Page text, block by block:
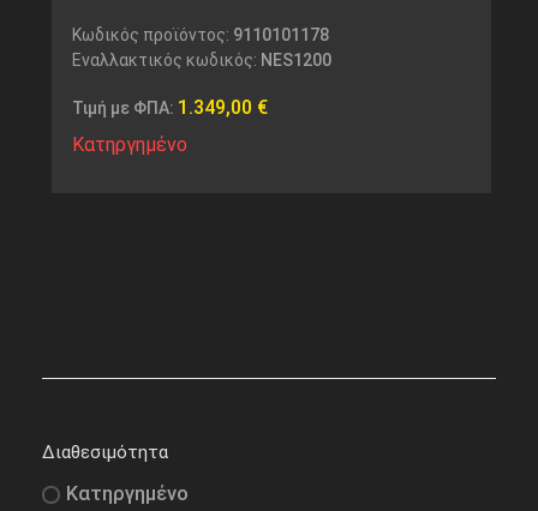
Κωδικός προϊόντος: 9110101178
Εναλλακτικός κωδικός: NES1200
Τιμή με ΦΠΑ: 1.349,00 €
Κατηργημένο
Διαθεσιμότητα
Κατηργημένο